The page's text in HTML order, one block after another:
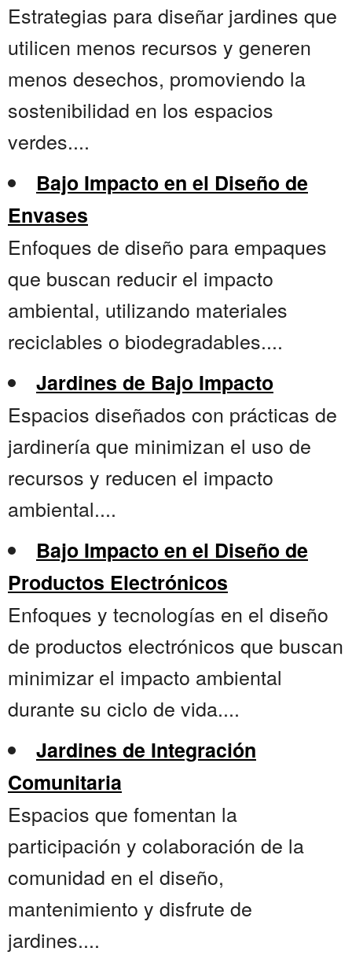
Estrategias para diseñar jardines que
utilicen menos recursos y generen
menos desechos, promoviendo la
sostenibilidad en los espacios
verdes....
Bajo Impacto en el Diseño de
Envases
Enfoques de diseño para empaques
que buscan reducir el impacto
ambiental, utilizando materiales
reciclables o biodegradables....
Jardines de Bajo Impacto
Espacios diseñados con prácticas de
jardinería que minimizan el uso de
recursos y reducen el impacto
ambiental....
Bajo Impacto en el Diseño de
Productos Electrónicos
Enfoques y tecnologías en el diseño
de productos electrónicos que buscan
minimizar el impacto ambiental
durante su ciclo de vida....
Jardines de Integración
Comunitaria
Espacios que fomentan la
participación y colaboración de la
comunidad en el diseño,
mantenimiento y disfrute de
jardines....